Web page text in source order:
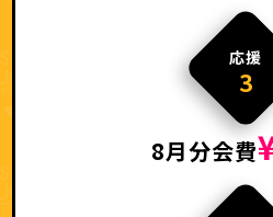
応援
3
8月分会費